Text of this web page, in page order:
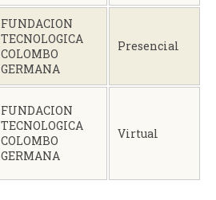
FUNDACION
TECNOLOGICA
COLOMBO
GERMANA
Presencial
FUNDACION
TECNOLOGICA
COLOMBO
GERMANA
Virtual